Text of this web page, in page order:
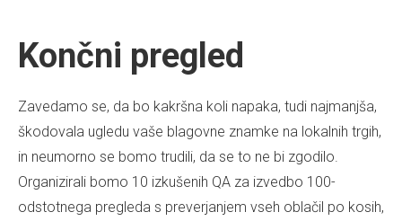
Končni pregled
Zavedamo se, da bo kakršna koli napaka, tudi najmanjša,
škodovala ugledu vaše blagovne znamke na lokalnih trgih,
in neumorno se bomo trudili, da se to ne bi zgodilo.
Organizirali bomo 10 izkušenih QA za izvedbo 100-
odstotnega pregleda s preverjanjem vseh oblačil po kosih,